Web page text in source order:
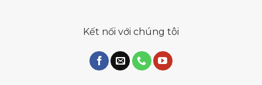
Kết nối với chúng tôi